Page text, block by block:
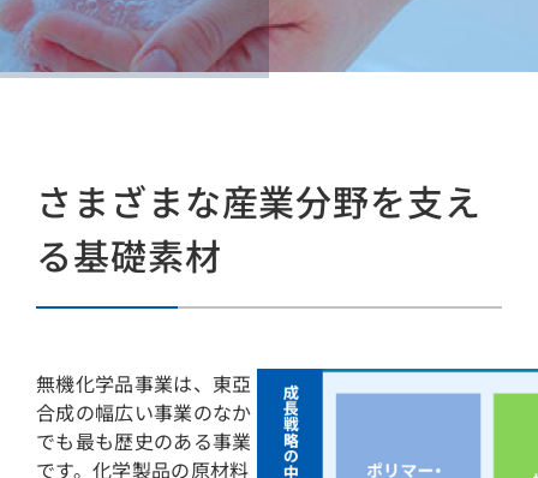
さまざまな産業分野を支え
る基礎素材
無機化学品事業は、東亞
合成の幅広い事業のなか
でも最も歴史のある事業
です。化学製品の原材料